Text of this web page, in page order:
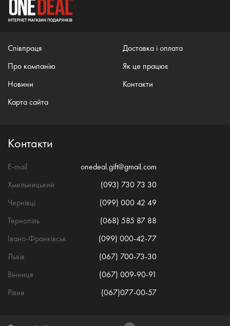
Співпраця
Про компанію
Новини
Карта сайта
Доставка і оплата
Як це працює
Контакти
Контакти
E-mail
onedeal.gift@gmail.com
Хмельницький
(093) 730 73 30
Чернівці
(099) 000 42 49
Тернопіль
(068) 585 87 88
Івано-Франківськ
(099) 000-42-77
Львів
(067) 700-73-30
Вінниця
(067) 009-90-91
Рівне
(067)077-00-57